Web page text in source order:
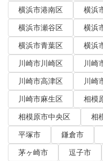
横浜市港南区
横浜
横浜市瀬谷区
横浜
横浜市青葉区
横浜
川崎市川崎区
川崎
川崎市高津区
川崎
川崎市麻生区
相模
相模原市中央区
相
平塚市
鎌倉市
茅ヶ崎市
逗子市